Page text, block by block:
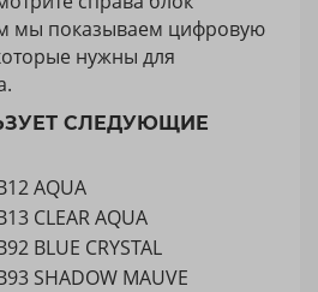
мы показываем цифровую
нужны для
СЛЕДУЮЩИЕ
AQUA
CLEAR AQUA
BLUE CRYSTAL
SHADOW MAUVE